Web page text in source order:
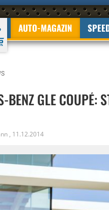
AUTO-MAGAZIN
BENZ GLE COUPÉ:
, 11.12.2014